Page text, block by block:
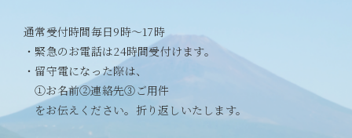
通常受付時間毎日9時〜17時
・緊急のお電話は24時間受付けます。
・留守電になった際は、
①お名前②連絡先③ご用件
をお伝えください。折り返しいたします。